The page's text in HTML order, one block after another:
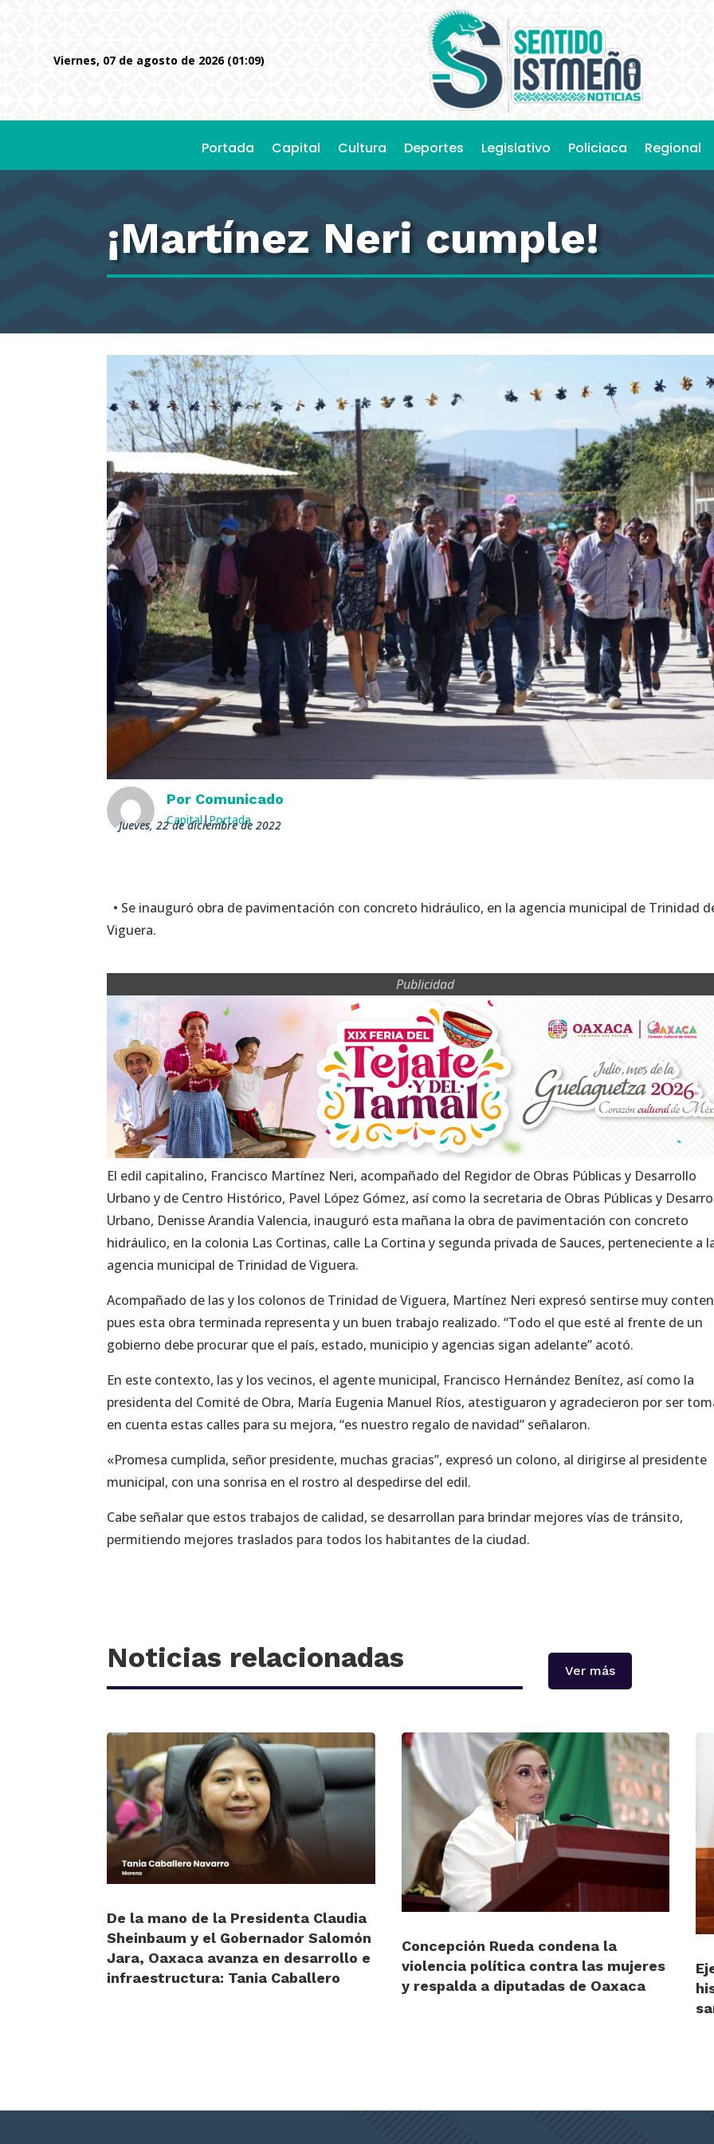
viernes, 07 de agosto de 2026 (01:09)
Portada Capital Cultura Deportes Legislativo Policiaca Regional
¡Martínez Neri cumple!
Por Comunicado
Capital|Portada
jueves, 22 de diciembre de 2022
• Se inauguró obra de pavimentación con concreto hidráulico, en la agencia municipal de Trinidad
Viguera.
Publicidad
El edil capitalino, Francisco Martínez Neri, acompañado del Regidor de Obras Públicas y Desarrollo
Urbano y de Centro Histórico, Pavel López Gómez, así como la secretaria de Obras Públicas y
Urbano, Denisse Arandia Valencia, inauguró esta mañana la obra de pavimentación con concreto
hidráulico, en la colonia Las Cortinas, calle La Cortina y segunda privada de Sauces, perteneciente a
agencia municipal de Trinidad de Viguera.
Acompañado de las y los colonos de Trinidad de Viguera, Martínez Neri expresó sentirse muy
pues esta obra terminada representa y un buen trabajo realizado. “Todo el que esté al frente de un
gobierno debe procurar que el país, estado, municipio y agencias sigan adelante” acotó.
En este contexto, las y los vecinos, el agente municipal, Francisco Hernández Benítez, así como la
presidenta del Comité de Obra, María Eugenia Manuel Ríos, atestiguaron y agradecieron por ser
en cuenta estas calles para su mejora, “es nuestro regalo de navidad” señalaron.
«Promesa cumplida, señor presidente, muchas gracias”, expresó un colono, al dirigirse al presidente
municipal, con una sonrisa en el rostro al despedirse del edil.
Cabe señalar que estos trabajos de calidad, se desarrollan para brindar mejores vías de tránsito,
permitiendo mejores traslados para todos los habitantes de la ciudad.
Noticias relacionadas Ver más
De la mano de la Presidenta Claudia
Sheinbaum y el Gobernador Salomón
Jara, Oaxaca avanza en desarrollo e
infraestructura: Tania Caballero
Concepción Rueda condena la
violencia política contra las mujeres
y respalda a diputadas de Oaxaca